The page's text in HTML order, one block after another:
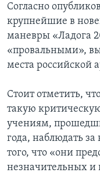
Согласно
крупнейшие в
маневры «Ладога
«провальными»,
места российской
Стоит отметить,
такую
учениям,
года, наблюдать
того, что «они
незначительных и